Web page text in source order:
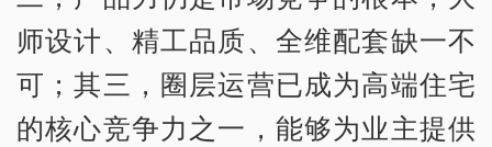
师设计、精工品质、全维配套缺一不
可；其三，圈层运营已成为高端住宅
的核心竞争力之一，能够为业主提供